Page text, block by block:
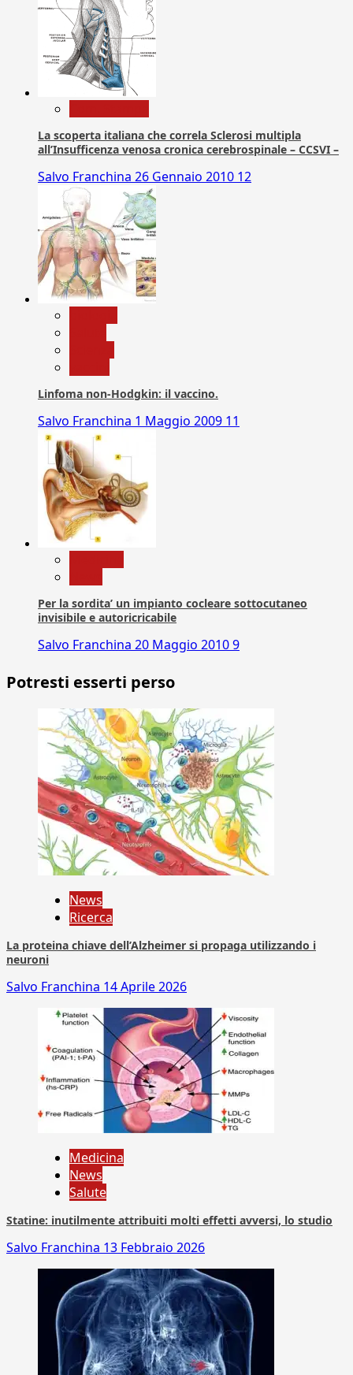
La scoperta italiana che correla Sclerosi multipla
all’Insufficenza venosa cronica cerebrospinale – CCSVI –
Salvo Franchina 26 Gennaio 2010 12
Linfoma non-Hodgkin: il vaccino.
Salvo Franchina 1 Maggio 2009 11
Per la sordita’ un impianto cocleare sottocutaneo
invisibile e autoricricabile
Salvo Franchina 20 Maggio 20109
Potresti esserti perso
News
Ricerca
La proteina chiave dell’Alzheimer si propaga utilizzando i
neuroni
Salvo Franchina 14 Aprile 2026
Medicina
News
Salute
Statine: inutilmente attribuiti molti effetti avversi, lo studio
Salvo Franchina 13 Febbraio 2026